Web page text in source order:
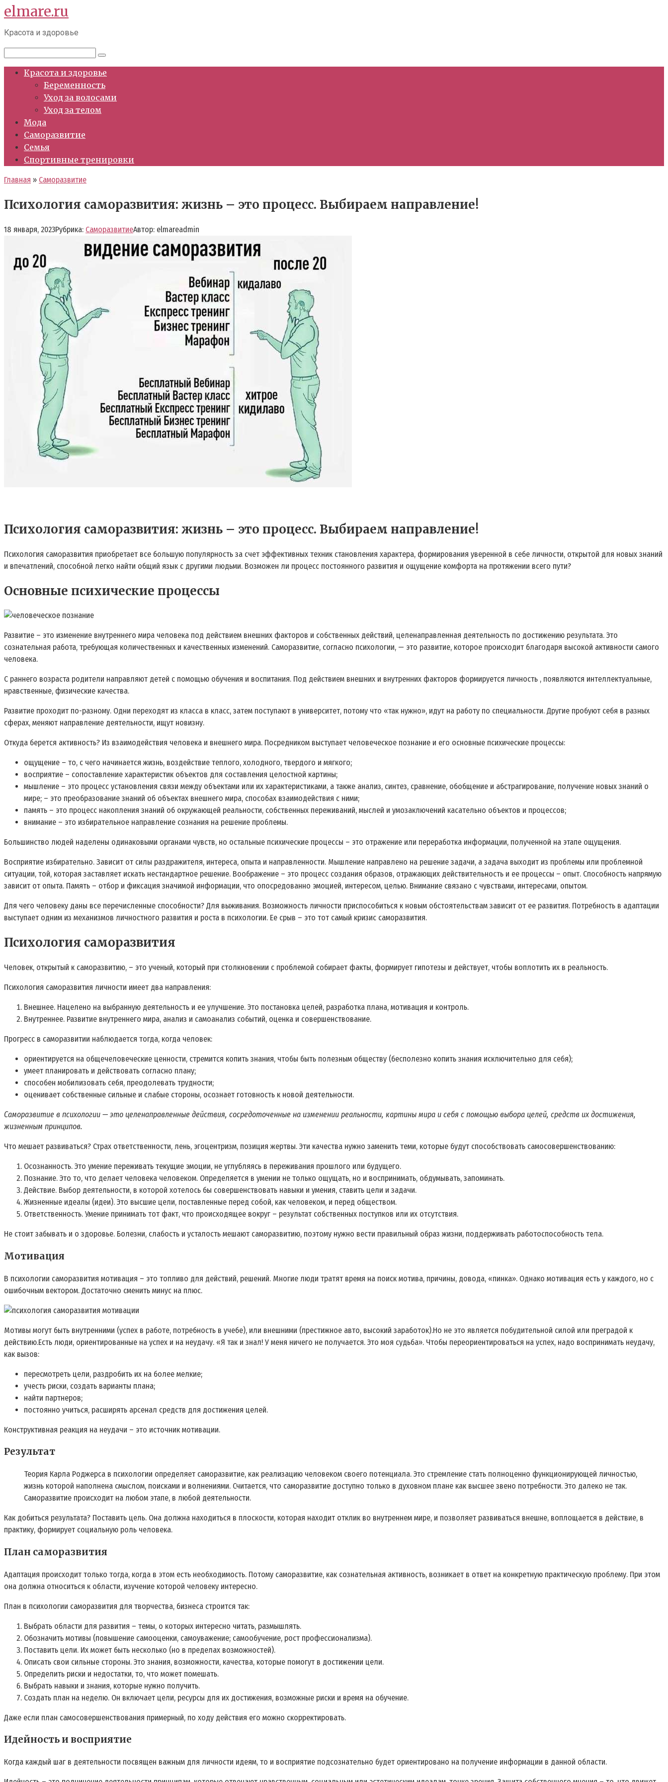
Перейти
к
контенту
elmare.ru
Красота и здоровье
Красота и здоровье
Беременность
Уход за волосами
Уход за телом
Мода
Саморазвитие
Семья
Спортивные тренировки
Главная » Саморазвитие
Психология саморазвития: жизнь – это процесс. Выбираем направление!
18 января, 2023Рубрика: СаморазвитиеАвтор: elmareadmin
Психология саморазвития: жизнь – это процесс. Выбираем направление!
Психология саморазвития приобретает все большую популярность за счет эффективных техник становления характера, формирования уверенной в себе личности, открытой для новых знаний
и впечатлений, способной легко найти общий язык с другими людьми. Возможен ли процесс постоянного развития и ощущение комфорта на протяжении всего пути?
Основные психические процессы
Развитие – это изменение внутреннего мира человека под действием внешних факторов и собственных действий, целенаправленная деятельность по достижению результата. Это
сознательная работа, требующая количественных и качественных изменений. Саморазвитие, согласно психологии, — это развитие, которое происходит благодаря высокой активности самого
человека.
С раннего возраста родители направляют детей с помощью обучения и воспитания. Под действием внешних и внутренних факторов формируется личность , появляются интеллектуальные,
нравственные, физические качества.
Развитие проходит по-разному. Одни переходят из класса в класс, затем поступают в университет, потому что «так нужно», идут на работу по специальности. Другие пробуют себя в разных
сферах, меняют направление деятельности, ищут новизну.
Откуда берется активность? Из взаимодействия человека и внешнего мира. Посредником выступает человеческое познание и его основные психические процессы:
ощущение – то, с чего начинается жизнь, воздействие теплого, холодного, твердого и мягкого;
восприятие – сопоставление характеристик объектов для составления целостной картины;
мышление – это процесс установления связи между объектами или их характеристиками, а также анализ, синтез, сравнение, обобщение и абстрагирование, получение новых знаний о
мире; – это преобразование знаний об объектах внешнего мира, способах взаимодействия с ними;
память – это процесс накопления знаний об окружающей реальности, собственных переживаний, мыслей и умозаключений касательно объектов и процессов;
внимание – это избирательное направление сознания на решение проблемы.
Большинство людей наделены одинаковыми органами чувств, но остальные психические процессы – это отражение или переработка информации, полученной на этапе ощущения.
Восприятие избирательно. Зависит от силы раздражителя, интереса, опыта и направленности. Мышление направлено на решение задачи, а задача выходит из проблемы или проблемной
ситуации, той, которая заставляет искать нестандартное решение. Воображение – это процесс создания образов, отражающих действительность и ее процессы – опыт. Способность напрямую
зависит от опыта. Память – отбор и фиксация значимой информации, что опосредованно эмоцией, интересом, целью. Внимание связано с чувствами, интересами, опытом.
Для чего человеку даны все перечисленные способности? Для выживания. Возможность личности приспособиться к новым обстоятельствам зависит от ее развития. Потребность в адаптации
выступает одним из механизмов личностного развития и роста в психологии. Ее срыв – это тот самый кризис саморазвития.
Психология саморазвития
Человек, открытый к саморазвитию, – это ученый, который при столкновении с проблемой собирает факты, формирует гипотезы и действует, чтобы воплотить их в реальность.
Психология саморазвития личности имеет два направления:
Внешнее. Нацелено на выбранную деятельность и ее улучшение. Это постановка целей, разработка плана, мотивация и контроль.
Внутреннее. Развитие внутреннего мира, анализ и самоанализ событий, оценка и совершенствование.
Прогресс в саморазвитии наблюдается тогда, когда человек:
ориентируется на общечеловеческие ценности, стремится копить знания, чтобы быть полезным обществу (бесполезно копить знания исключительно для себя);
умеет планировать и действовать согласно плану;
способен мобилизовать себя, преодолевать трудности;
оценивает собственные сильные и слабые стороны, осознает готовность к новой деятельности.
Саморазвитие в психологии — это целенаправленные действия, сосредоточенные на изменении реальности, картины мира и себя с помощью выбора целей, средств их достижения,
жизненным принципов.
Что мешает развиваться? Страх ответственности, лень, эгоцентризм, позиция жертвы. Эти качества нужно заменить теми, которые будут способствовать самосовершенствованию:
Осознанность. Это умение переживать текущие эмоции, не углубляясь в переживания прошлого или будущего.
Познание. Это то, что делает человека человеком. Определяется в умении не только ощущать, но и воспринимать, обдумывать, запоминать.
Действие. Выбор деятельности, в которой хотелось бы совершенствовать навыки и умения, ставить цели и задачи.
Жизненные идеалы (идеи). Это высшие цели, поставленные перед собой, как человеком, и перед обществом.
Ответственность. Умение принимать тот факт, что происходящее вокруг – результат собственных поступков или их отсутствия.
Не стоит забывать и о здоровье. Болезни, слабость и усталость мешают саморазвитию, поэтому нужно вести правильный образ жизни, поддерживать работоспособность тела.
Мотивация
В психологии саморазвития мотивация – это топливо для действий, решений. Многие люди тратят время на поиск мотива, причины, довода, «пинка». Однако мотивация есть у каждого, но с
ошибочным вектором. Достаточно сменить минус на плюс.
Мотивы могут быть внутренними (успех в работе, потребность в учебе), или внешними (престижное авто, высокий заработок).Но не это является побудительной силой или преградой к
действию.Есть люди, ориентированные на успех и на неудачу. «Я так и знал! У меня ничего не получается. Это моя судьба». Чтобы переориентироваться на успех, надо воспринимать неудачу,
как вызов:
пересмотреть цели, раздробить их на более мелкие;
учесть риски, создать варианты плана;
найти партнеров;
постоянно учиться, расширять арсенал средств для достижения целей.
Конструктивная реакция на неудачи – это источник мотивации.
Результат
Теория Карла Роджерса в психологии определяет саморазвитие, как реализацию человеком своего потенциала. Это стремление стать полноценно функционирующей личностью,
жизнь которой наполнена смыслом, поисками и волнениями. Считается, что саморазвитие доступно только в духовном плане как высшее звено потребности. Это далеко не так.
Саморазвитие происходит на любом этапе, в любой деятельности.
Как добиться результата? Поставить цель. Она должна находиться в плоскости, которая находит отклик во внутреннем мире, и позволяет развиваться внешне, воплощается в действие, в
практику, формирует социальную роль человека.
План саморазвития
Адаптация происходит только тогда, когда в этом есть необходимость. Потому саморазвитие, как сознательная активность, возникает в ответ на конкретную практическую проблему. При этом
она должна относиться к области, изучение которой человеку интересно.
План в психологии саморазвития для творчества, бизнеса строится так:
Выбрать области для развития – темы, о которых интересно читать, размышлять.
Обозначить мотивы (повышение самооценки, самоуважение; самообучение, рост профессионализма).
Поставить цели. Их может быть несколько (но в пределах возможностей).
Описать свои сильные стороны. Это знания, возможности, качества, которые помогут в достижении цели.
Определить риски и недостатки, то, что может помешать.
Выбрать навыки и знания, которые нужно получить.
Создать план на неделю. Он включает цели, ресурсы для их достижения, возможные риски и время на обучение.
Даже если план самосовершенствования примерный, по ходу действия его можно скорректировать.
Идейность и восприятие
Когда каждый шаг в деятельности посвящен важным для личности идеям, то и восприятие подсознательно будет ориентировано на получение информации в данной области.